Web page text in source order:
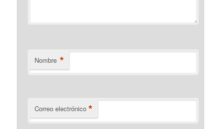
Nombre *
Correo electrónico *